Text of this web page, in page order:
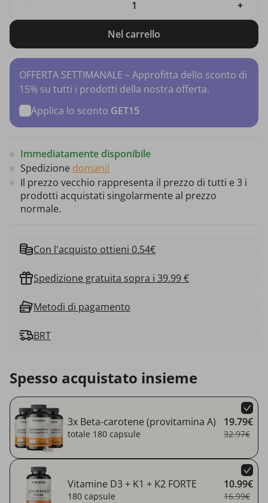
+
Nel carrello
OFFERTA SETTIMANALE – Approfitta dello sconto di
15% su tutti i prodotti della nostra offerta.
Applica lo sconto GET15
Immediatamente disponibile
Spedizione domani!
Il prezzo vecchio rappresenta il prezzo di tutti e 3 i
prodotti acquistati singolarmente al prezzo
normale.
Con l'acquisto ottieni 0.54€
Spedizione gratuita sopra i 39.99 €
Metodi di pagamento
BRT
Spesso acquistato insieme
3x Beta-carotene (provitamina A)
totale 180 capsule
19.79€
32.97€
Vitamine D3 + K1 + K2 FORTE
180 capsule
10.99€
16.99€